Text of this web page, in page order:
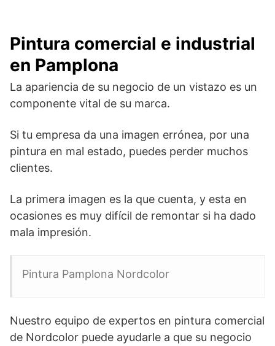
Pintura comercial e industrial
en Pamplona
La apariencia de su negocio de un vistazo es un
componente vital de su marca.
Si tu empresa da una imagen errónea, por una
pintura en mal estado, puedes perder muchos
clientes.
La primera imagen es la que cuenta, y esta en
ocasiones es muy difícil de remontar si ha dado
mala impresión.
Pintura Pamplona Nordcolor
Nuestro equipo de expertos en pintura comercial
de Nordcolor puede ayudarle a que su negocio